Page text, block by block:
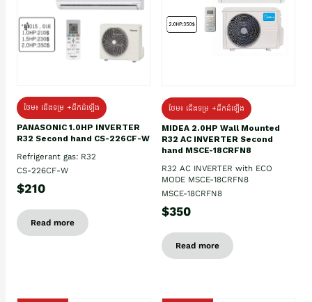
ថែម៖ ជើងទម្រ +ដឹកដំឡើង
PANASONIC 1.0HP INVERTER
R32 Second hand CS-226CF-W
Refrigerant gas: R32
CS-226CF-W
$210
Read more
ថែម៖ ជើងទម្រ +ដឹកដំឡើង
MIDEA 2.0HP Wall Mounted
R32 AC INVERTER Second
hand MSCE-18CRFN8
R32 AC INVERTER with ECO
MODE MSCE-18CRFN8
MSCE-18CRFN8
$350
Read more